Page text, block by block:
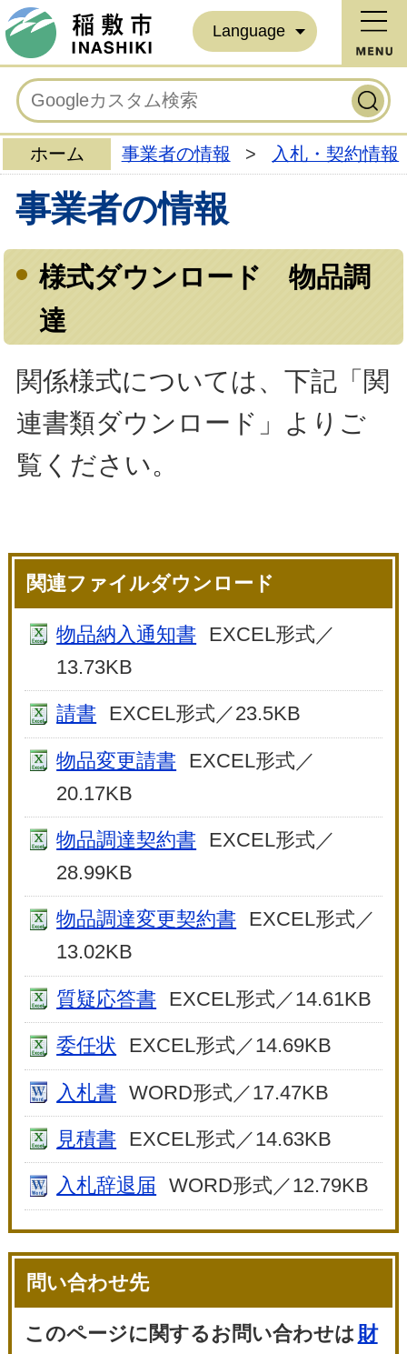
Language
ホーム 事業者の情報 > 入札・契約情報
事業者の情報
様式ダウンロード 物品調
達
関係様式については、下記「関
連書類ダウンロード」よりご
覧ください。
関連ファイルダウンロード
物品納入通知書
EXCEL形式／
13.73KB
請書 EXCEL形式／23.5KB
物品変更請書
EXCEL形式／
20.17KB
物品調達契約書
EXCEL形式／
28.99KB
物品調達変更契約書
EXCEL形式／
13.02KB
質疑応答書 EXCEL形式／14.61KB
委任状 EXCEL形式／14.69KB
入札書 WORD形式／17.47KB
見積書 EXCEL形式／14.63KB
入札辞退届 WORD形式／12.79KB
問い合わせ先
このページに関するお問い合わせは 財